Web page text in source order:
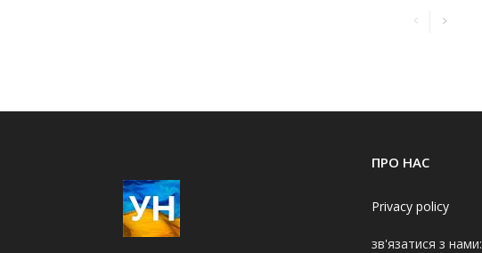
ПРО НАС
Privacy policy
зв'язатися з нами: